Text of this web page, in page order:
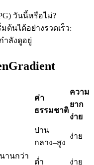
วันนี้หรือไม่?
ต้นได้อย่างรวดเร็ว:
ำลังดูอยู่
ค่า
ธรรมชาติ
ความ
ยาก
ง่าย
ปาน
กลาง–สูง
ง่าย
านกว่า
ต่ำ ง่าย